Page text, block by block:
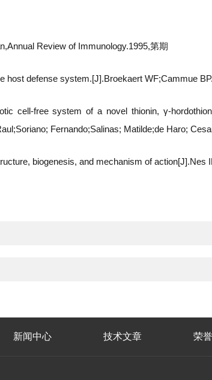
Review of Immunology.1995,第期
host defense system.[J].Broekaert WF;Cammue
cell-free system of a novel thionin, γ-
Fernando;Salinas; Matilde;de Haro;
biogenesis, and mechanism of
新闻中心 技术文章 荣